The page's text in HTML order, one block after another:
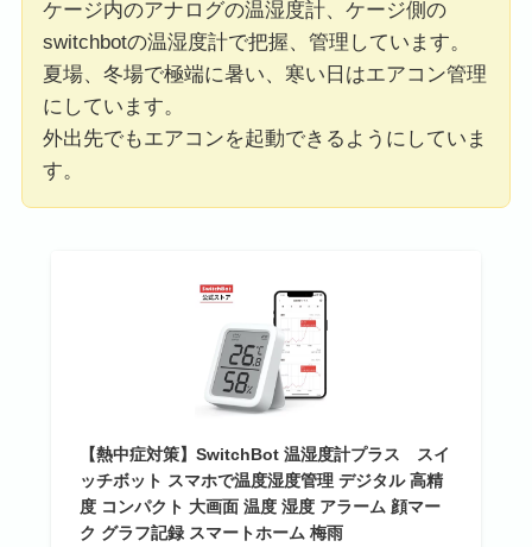
ケージ内のアナログの温湿度計、ケージ側の
switchbotの温湿度計で把握、管理しています。
夏場、冬場で極端に暑い、寒い日はエアコン管理
にしています。
外出先でもエアコンを起動できるようにしていま
す。
【熱中症対策】SwitchBot 温湿度計プラス スイ
ッチボット スマホで温度湿度管理 デジタル 高精
度 コンパクト 大画面 温度 湿度 アラーム 顔マー
ク グラフ記録 スマートホーム 梅雨